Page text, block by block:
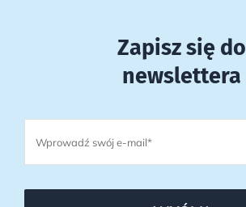
Zapisz się do
newslettera